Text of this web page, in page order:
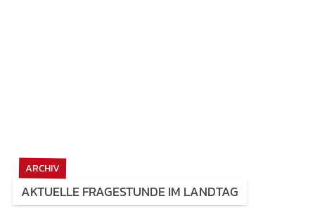
ARCHIV
AKTUELLE FRAGESTUNDE IM LANDTAG